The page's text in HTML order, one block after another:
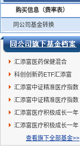
购买信息（费率表）
同公司基金转换
汇添富医药保健混合
科创创新药ETF汇添富
汇添富中证精准医疗指数
(LOF)C
汇添富中证精准医疗指数
(LOF)A
汇添富医疗积极成长一年
持有混合C
汇添富医疗积极成长一年
持有混合A
查看旗下全部基金>>